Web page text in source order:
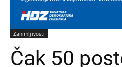
Zanimljivosti
Čak 50